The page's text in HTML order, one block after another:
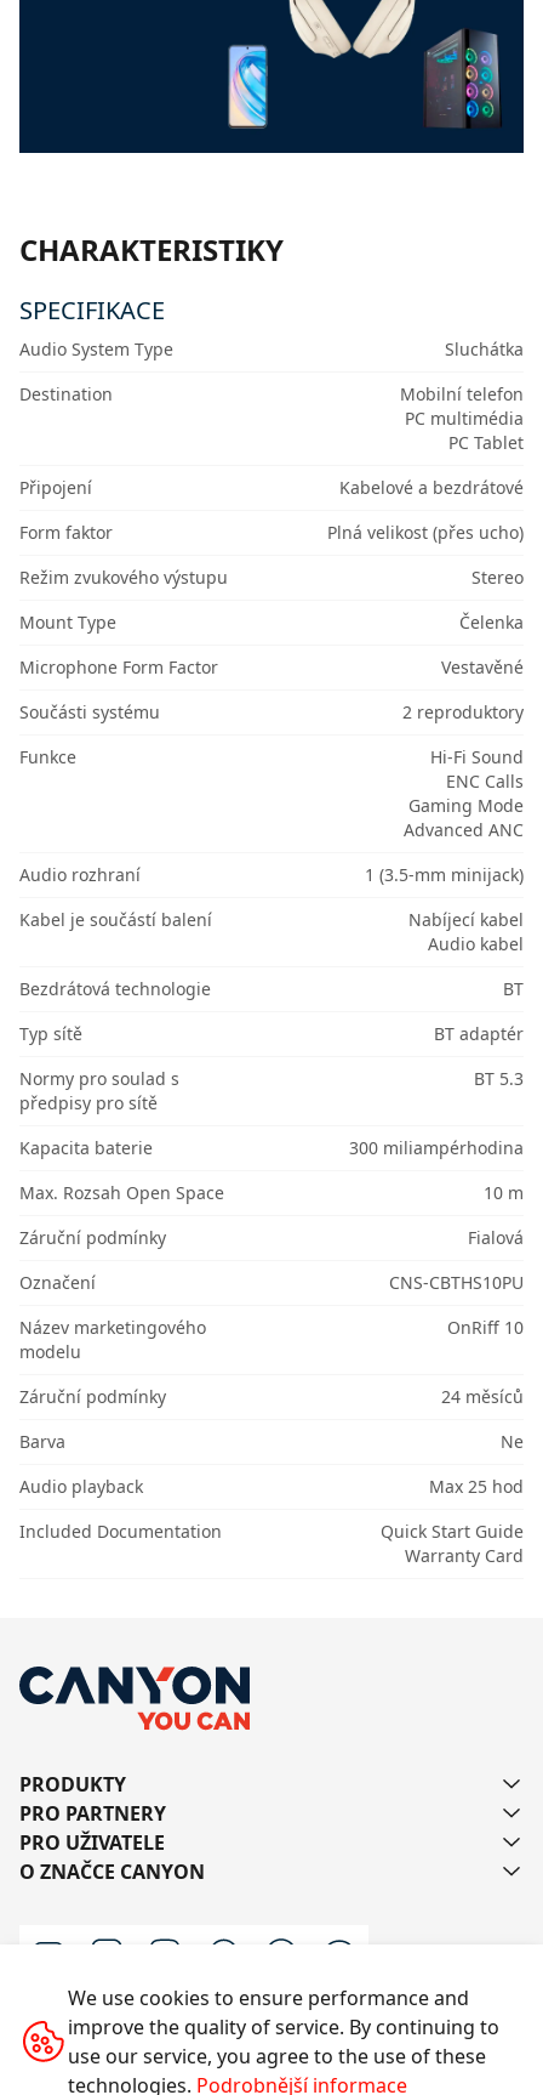
CHARAKTERISTIKY
SPECIFIKACE
Audio System Type
Sluchátka
Destination
Mobilní telefon
PC multimédia
PC Tablet
Připojení
Kabelové a bezdrátové
Form faktor
Plná velikost (přes ucho)
Režim zvukového výstupu
Stereo
Mount Type
Čelenka
Microphone Form Factor
Vestavěné
Součásti systému
2 reproduktory
Funkce
Hi-Fi Sound
ENC Calls
Gaming Mode
Advanced ANC
Audio rozhraní
1 (3.5-mm minijack)
Kabel je součástí balení
Nabíjecí kabel
Audio kabel
Bezdrátová technologie
BT
Typ sítě
BT adaptér
Normy pro soulad s
předpisy pro sítě
BT 5.3
Kapacita baterie
300 miliampérhodina
Max. Rozsah Open Space
10 m
Záruční podmínky
Fialová
Označení
CNS-CBTHS10PU
Název marketingového
modelu
OnRiff 10
Záruční podmínky
24 měsíců
Barva
Ne
Audio playback
Max 25 hod
Included Documentation
Quick Start Guide
Warranty Card
PRODUKTY
PRO PARTNERY
PRO UŽIVATELE
O ZNAČCE CANYON
Kontaktujte nás
We use cookies to ensure performance and
improve the quality of service. By continuing to
use our service, you agree to the use of these
technologies. Podrobnější informace